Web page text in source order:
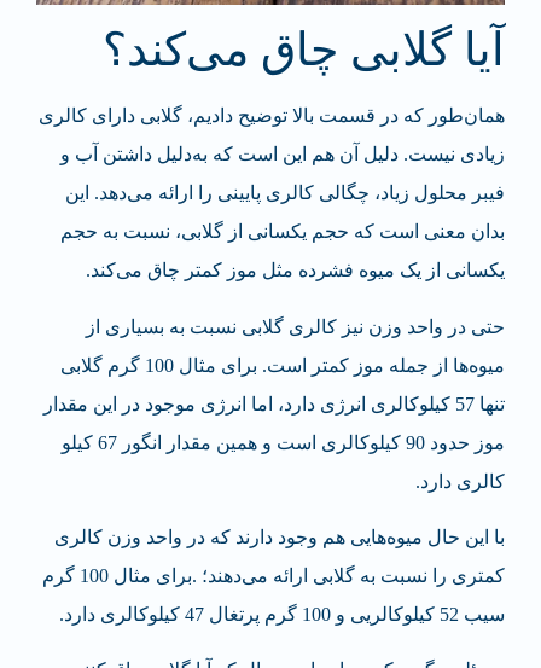
آیا گلابی چاق می‌کند؟
همان‌طور که در قسمت بالا توضیح دادیم، گلابی دارای کالری
زیادی نیست. دلیل آن هم این است که به‌دلیل داشتن آب و
فیبر محلول زیاد، چگالی کالری پایینی را ارائه می‌دهد. این
بدان معنی است که حجم یکسانی از گلابی، نسبت به حجم
یکسانی از یک میوه فشرده مثل موز کمتر چاق می‌کند.
حتی در واحد وزن نیز کالری گلابی نسبت به بسیاری از
میوه‌ها از جمله موز کمتر است. برای مثال 100 گرم گلابی
تنها 57 کیلوکالری انرژی دارد، اما انرژی موجود در این مقدار
موز حدود 90 کیلوکالری است و همین مقدار انگور 67 کیلو
کالری دارد.
با این حال میوه‌هایی هم وجود دارند که در واحد وزن کالری
کمتری را نسبت به گلابی ارائه می‌دهند؛ .برای مثال 100 گرم
سیب 52 کیلوکالریی و 100 گرم پرتغال 47 کیلوکالری دارد.